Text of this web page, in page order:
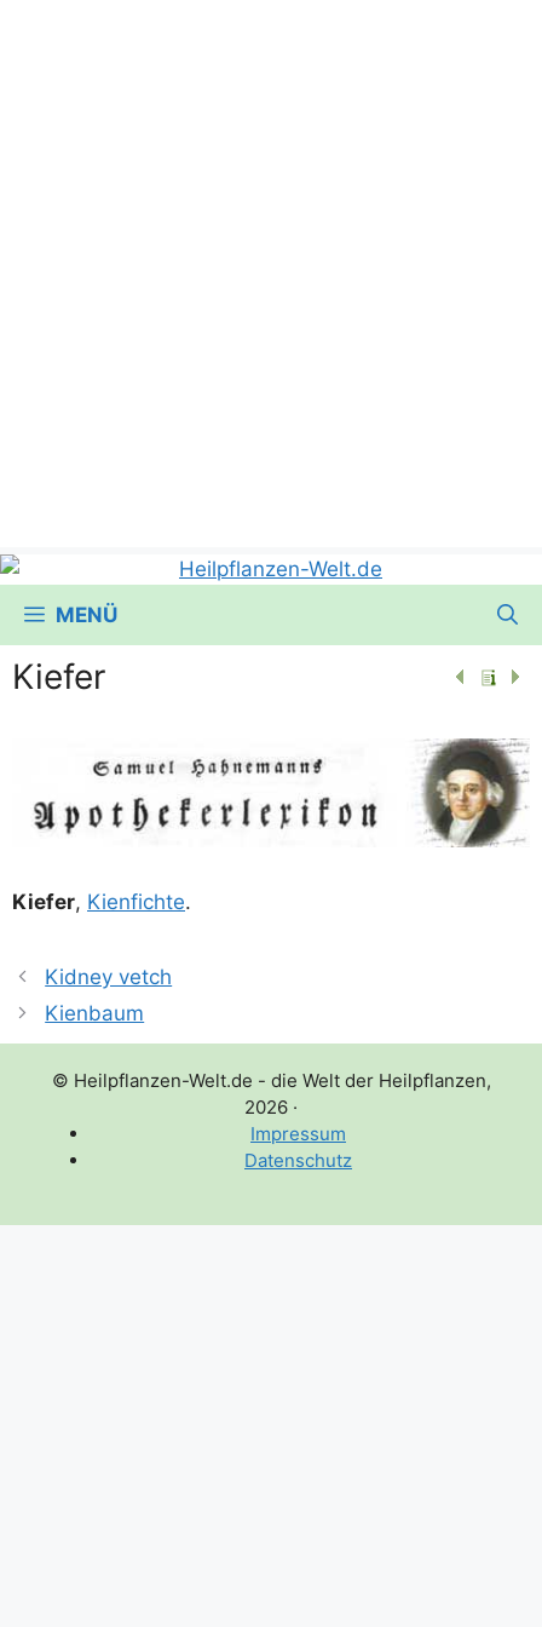
MENÜ
Kiefer
Kie­fer, Kien­fich­te.
Kidney vetch
Kienbaum
© Heilpflanzen-Welt.de - die Welt der Heilpflanzen,
2026 ·
Impressum
Datenschutz